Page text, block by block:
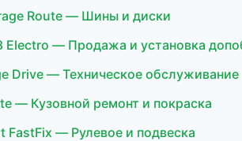
Route — Шины и диски
Electro — Продажа и установка
Drive — Техническое обслуживание
— Кузовной ремонт и покраска
FastFix — Рулевое и подвеска